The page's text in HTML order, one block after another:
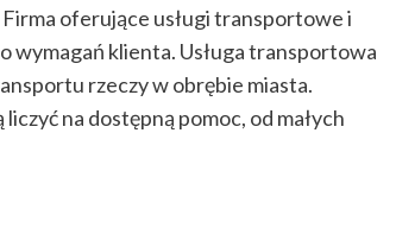
Firma oferujące usługi transportowe i
wymagań klienta. Usługa transportowa
rzeczy w obrębie miasta.
na dostępną pomoc, od małych